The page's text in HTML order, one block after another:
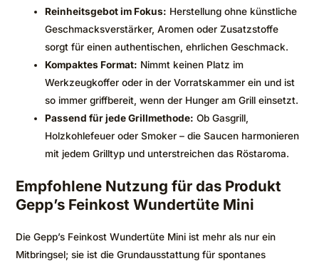
Reinheitsgebot im Fokus: Herstellung ohne künstliche
Geschmacksverstärker, Aromen oder Zusatzstoffe
sorgt für einen authentischen, ehrlichen Geschmack.
Kompaktes Format: Nimmt keinen Platz im
Werkzeugkoffer oder in der Vorratskammer ein und ist
so immer griffbereit, wenn der Hunger am Grill einsetzt.
Passend für jede Grillmethode: Ob Gasgrill,
Holzkohlefeuer oder Smoker – die Saucen harmonieren
mit jedem Grilltyp und unterstreichen das Röstaroma.
Empfohlene Nutzung für das Produkt
Gepp’s Feinkost Wundertüte Mini
Die Gepp’s Feinkost Wundertüte Mini ist mehr als nur ein
Mitbringsel; sie ist die Grundausstattung für spontanes